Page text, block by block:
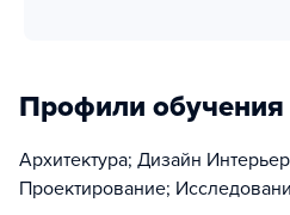
Профили обучения
Архитектура; Дизайн
Проектирование;